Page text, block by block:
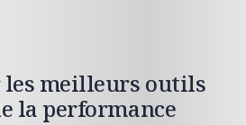
meilleurs outils
la performance